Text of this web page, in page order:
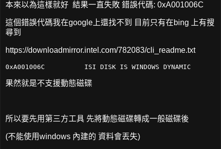
本來以為這樣就好 結果一直失敗 錯誤代碼: 0xA001006C
這個錯誤代碼我在google上還找不到 目前只有在bing 上有搜
尋到
https://downloadmirror.intel.com/782083/cli_readme.txt
0xA001006C          ISI DISK IS WINDOWS DYNAMIC
果然就是不支援動態磁碟
所以要先用第三方工具 先將動態磁碟轉成一般磁碟後
(不能使用windows 內建的 資料會丟失)